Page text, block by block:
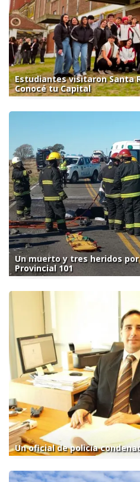
Estudiantes visitaron Santa
Conocé tu Capital
Un muerto y tres heridos
Provincial 101
Un oficial de policía